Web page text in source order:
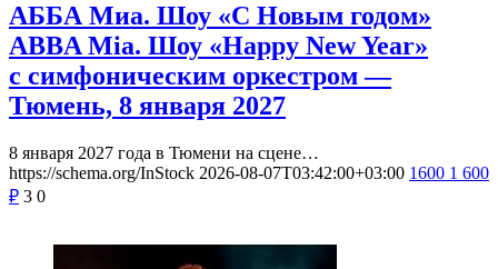
АББА Миа. Шоу «С Новым годом»
ABBA Mia. Шоу «Happy New Year»
с симфоническим оркестром —
Тюмень, 8 января 2027
8 января 2027 года в Тюмени на сцене…
https://schema.org/InStock 2026-08-07T03:42:00+03:00 1600 1 600
₽ 3 0